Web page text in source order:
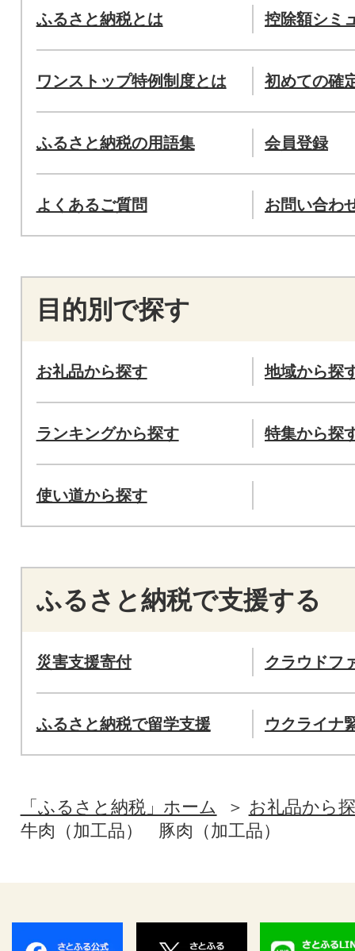
ふるさと納税とは 控除額シミ
ワンストップ特例制度とは 初めての確
ふるさと納税の用語集 会員登録
よくあるご質問 お問い合わ
目的別で探す
お礼品から探す 地域から探
ランキングから探す 特集から探
使い道から探す
ふるさと納税で支援する
災害支援寄付 クラウドフ
ふるさと納税で留学支援 ウクライナ
「ふるさと納税」ホーム
お礼品から
牛肉（加工品）
豚肉（加工品）